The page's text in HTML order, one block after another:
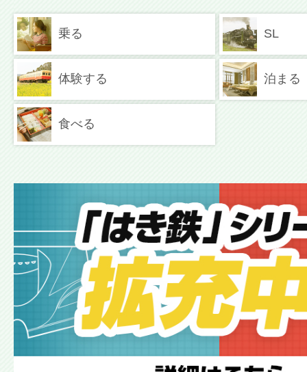
乗る SL
体験する 泊まる
食べる